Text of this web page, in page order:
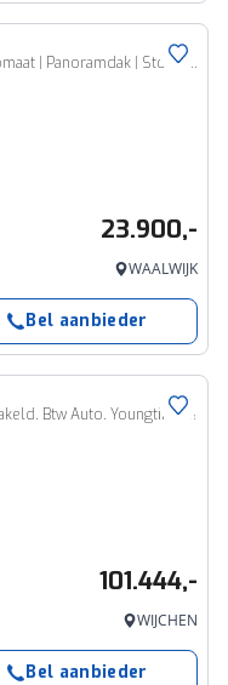
Coupé 2.0 TFSI ultra Launch Edition | Automaat | Panoramdak | Stoelverwarming | Navigatie | Climate Control |
23.900,-
WAALWIJK
Bel aanbieder
Btw Auto. Youngtimer!!
101.444,-
WIJCHEN
Bel aanbieder